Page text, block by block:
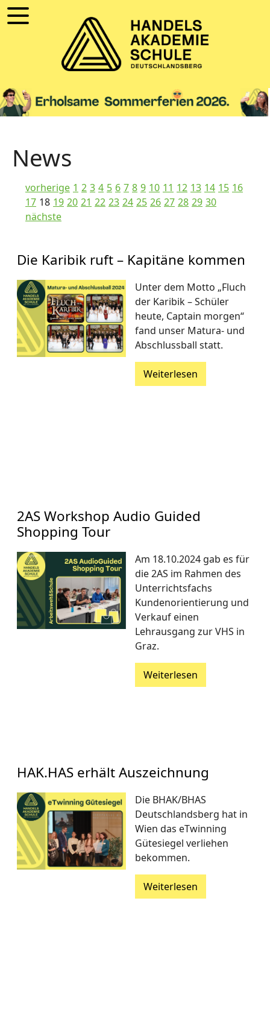
News
vorherige 1 2 3 4 5 6 7 8 9 10 11 12 13 14 15 16
17 18 19 20 21 22 23 24 25 26 27 28 29 30
nächste
Die Karibik ruft – Kapitäne kommen
Unter dem Motto „Fluch
der Karibik – Schüler
heute, Captain morgen“
fand unser Matura- und
Abschlussball statt.
Weiterlesen
2AS Workshop Audio Guided
Shopping Tour
Am 18.10.2024 gab es für
die 2AS im Rahmen des
Unterrichtsfachs
Kundenorientierung und
Verkauf einen
Lehrausgang zur VHS in
Graz.
Weiterlesen
HAK.HAS erhält Auszeichnung
Die BHAK/BHAS
Deutschlandsberg hat in
Wien das eTwinning
Gütesiegel verliehen
bekommen.
Weiterlesen